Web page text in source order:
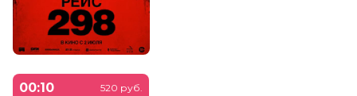
00:10
520 руб.